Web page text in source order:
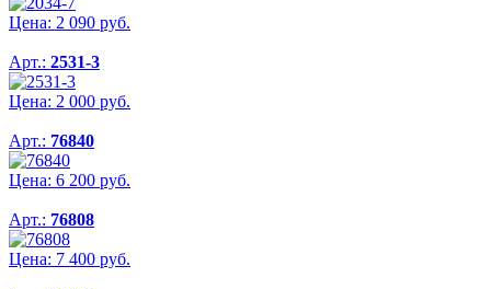
Цена: 2 090 руб.
Арт.: 2531-3
Цена: 2 000 руб.
Арт.: 76840
Цена: 6 200 руб.
Арт.: 76808
Цена: 7 400 руб.